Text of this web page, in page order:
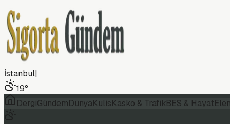
İstanbul|
19°
DergiGündemDünyaKulisKasko & TrafikBES & Hayat